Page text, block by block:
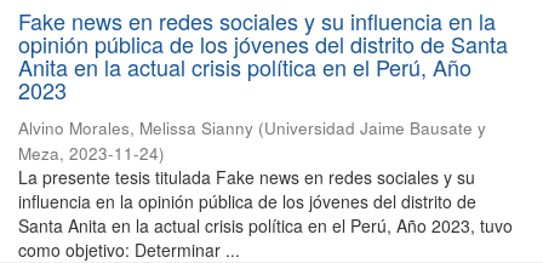
Fake news en redes sociales y su influencia en la
opinión pública de los jóvenes del distrito de Santa
Anita en la actual crisis política en el Perú, Año
2023
Alvino Morales, Melissa Sianny (Universidad Jaime Bausate y
Meza, 2023-11-24)
La presente tesis titulada Fake news en redes sociales y su
influencia en la opinión pública de los jóvenes del distrito de
Santa Anita en la actual crisis política en el Perú, Año 2023, tuvo
como objetivo: Determinar ...